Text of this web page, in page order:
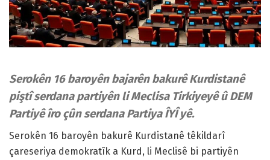
Serokên 16 baroyên bajarên bakurê Kurdistanê
piştî serdana partiyên li Meclisa Tirkiyeyê û DEM
Partiyê îro çûn serdana Partiya ÎYÎ yê.
Serokên 16 baroyên bakurê Kurdistanê têkildarî
çareseriya demokratîk a Kurd, li Meclisê bi partiyên